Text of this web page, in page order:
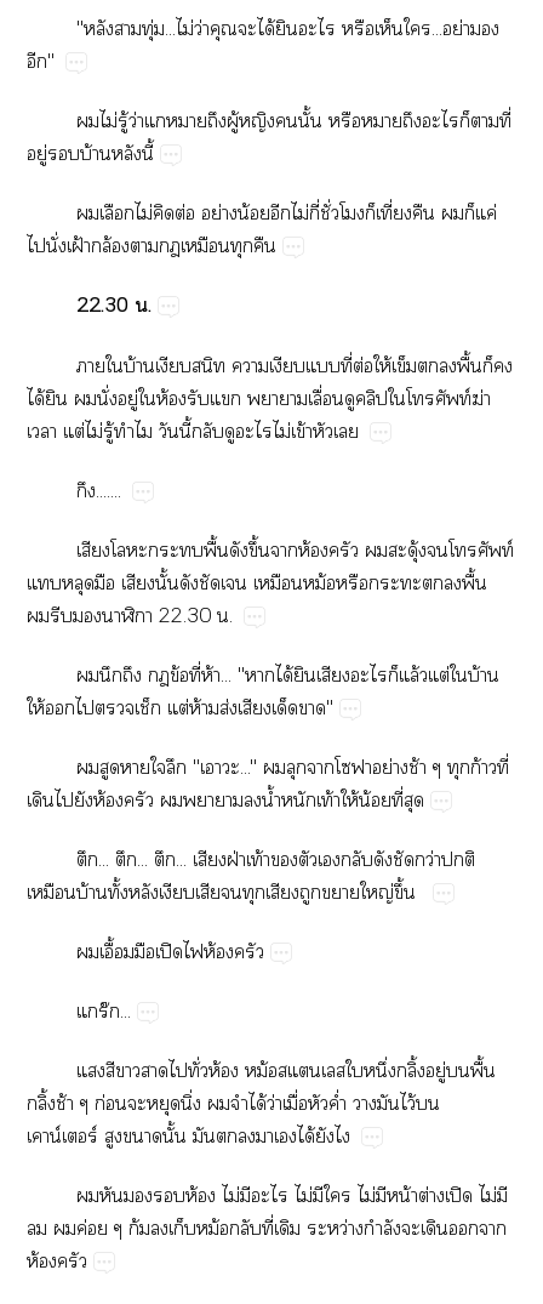
"​​ุ่...ไม่​ว่​​​ได้​​​​​...ย่​​
"
​ไม่​ู้​ว่​​​​ู้​​​ั้​​​​​​​ี่​
ู่​​บ้​​ี้
​​ไม่​​ต่​ย่​น้​​ไม่​ี่​ั่​​​ี่​​​​ค่​
​ั่​ฝ้​ล้​​​​​
22.30​.
​​บ้​​​​​​ี่​ต่​ให้​​​​ื้​​​
ได้​​​ั่​ู่​​ห้​​​​ื่​​ท์​ฆ่​
​ต่​ไม่​ู้​​​ี้​​​​ไม่​ข้​​
.......
​​​​ื้​​ึ้​​ห้​​​ุ้​​ท์​
​​​​ั้​​​​ม้​​​​​ื้​
​​​​22.30​.
​​​​ข้​ี่​ห้..."​ได้​​​​​ล้​ต่​​บ้​
ให้​​​​ต่​ห้​ส่​​​"
​​​​"​..."​​​​ย่​ช้​​ก้​ี่​
​​​ห้​​​​​น้ำ​​ท้​ให้​น้​ี่​
...​...​...​​ฝ่​ท้​​​​​​​ว่​​
​บ้​ั้​​​​​​​​​ญ่​ึ้
​ื้​​ปิ​​ห้​
ร๊...
​​​​​ั่​ห้​ม้​ึ่​ิ้​ู่​​ื้​
ิ้​ช้​ก่​​​ิ่​​​ได้​ว่​ื่​​ค่ำ​​​ไว้​​
น์ร์​​​ั้​​​​​​ได้​​
​​​​ห้​ไม่​​​ไม่​​​ไม่​​น้​ต่​ปิ​ไม่​​
​​ค่​ก้​​​ม้​​ี่​​ว่​ำ​​​​​
ห้​